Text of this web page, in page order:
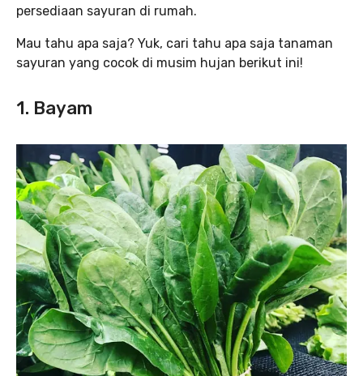
persediaan sayuran di rumah.
Mau tahu apa saja? Yuk, cari tahu apa saja tanaman
sayuran yang cocok di musim hujan berikut ini!
1. Bayam